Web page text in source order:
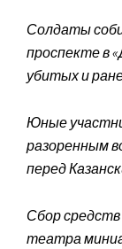
Солдаты
проспекте в
убитых и
Юные
разоренным
перед
Сбор
театра